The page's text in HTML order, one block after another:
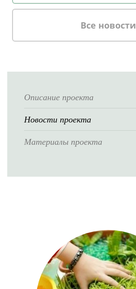
Все новости
Описание проекта
Новости проекта
Материалы проекта